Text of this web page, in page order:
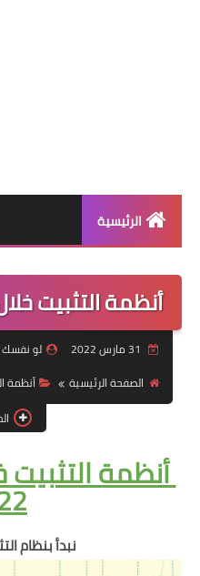
الرئيسية
أنظمة التثبيت
لو
الصفحة الرئيسية
أنظمة
أنظمة
نبدأ بنظام